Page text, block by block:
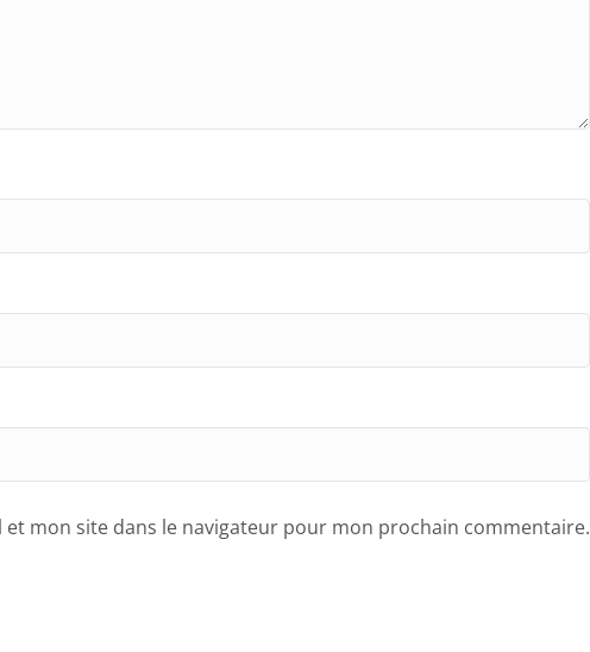
mon site dans le navigateur pour mon prochain commentaire.